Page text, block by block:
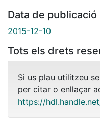
Data de publicació
2015-12-10
Tots els drets
Si us plau utilitzeu
per citar o enllaçar
https://